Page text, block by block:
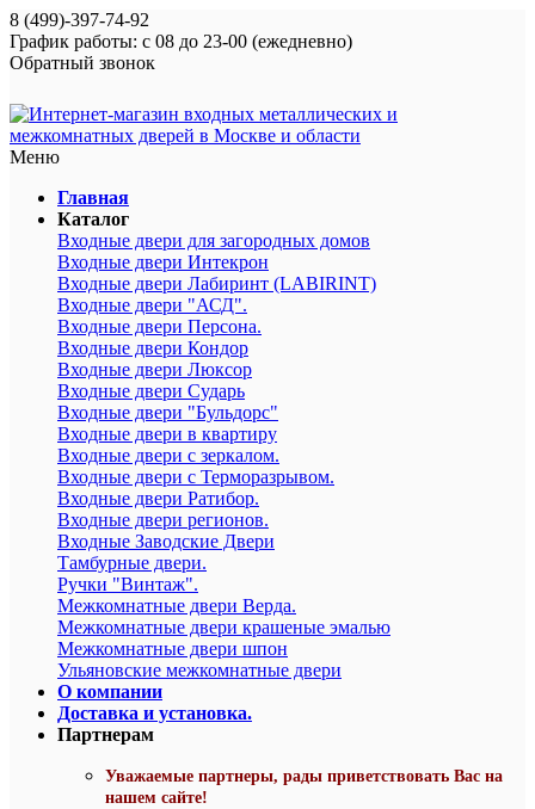
8 (499)-397-74-92
График работы: с 08 до 23-00 (ежедневно)
Обратный звонок
Меню
Главная
Каталог
Входные двери для загородных домов
Входные двери Интекрон
Входные двери Лабиринт (LABIRINT)
Входные двери "АСД".
Входные двери Персона.
Входные двери Кондор
Входные двери Люксор
Входные двери Сударь
Входные двери "Бульдорс"
Входные двери в квартиру
Входные двери с зеркалом.
Входные двери с Терморазрывом.
Входные двери Ратибор.
Входные двери регионов.
Входные Заводские Двери
Тамбурные двери.
Ручки "Винтаж".
Межкомнатные двери Верда.
Межкомнатные двери крашеные эмалью
Межкомнатные двери шпон
Ульяновские межкомнатные двери
О компании
Доставка и установка.
Партнерам
Уважаемые партнеры, рады приветствовать Вас на
нашем сайте!